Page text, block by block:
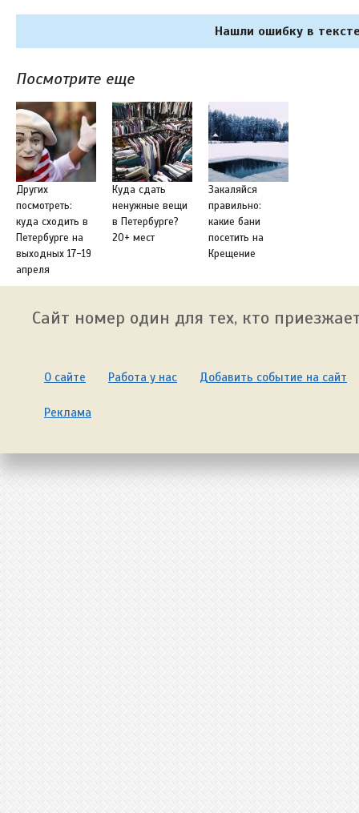
Нашли ошибку в
Посмотрите еще
Других
посмотреть:
куда сходить в
Петербурге на
выходных 17-19
апреля
Куда сдать
ненужные вещи
в Петербурге?
20+ мест
Закаляйся
правильно:
какие бани
посетить на
Крещение
Сайт номер один для тех, кто
О сайте Работа у нас Добавить событие на сайт
Реклама